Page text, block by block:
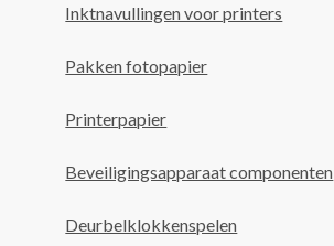
Inktnavullingen voor printers
Pakken fotopapier
Printerpapier
Beveiligingsapparaat componenten
Deurbelklokkenspelen